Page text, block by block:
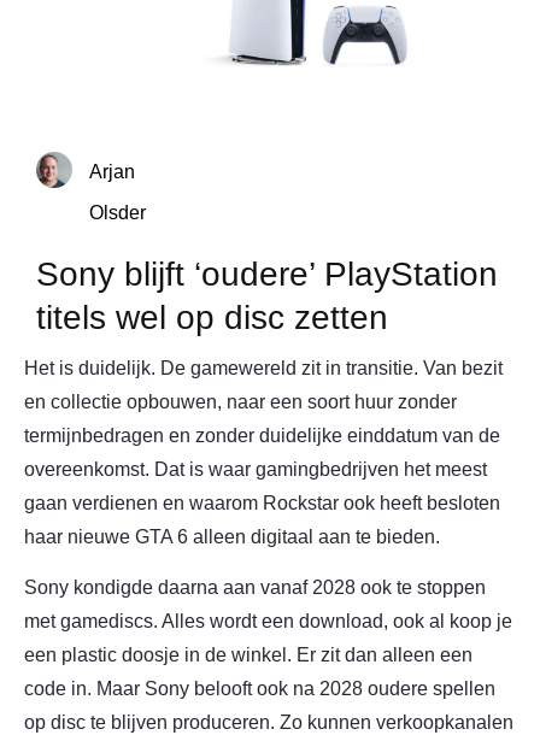
Arjan
Olsder
Sony blijft ‘oudere’ PlayStation
titels wel op disc zetten
Het is duidelijk. De gamewereld zit in transitie. Van bezit
en collectie opbouwen, naar een soort huur zonder
termijnbedragen en zonder duidelijke einddatum van de
overeenkomst. Dat is waar gamingbedrijven het meest
gaan verdienen en waarom Rockstar ook heeft besloten
haar nieuwe GTA 6 alleen digitaal aan te bieden.
Sony kondigde daarna aan vanaf 2028 ook te stoppen
met gamediscs. Alles wordt een download, ook al koop je
een plastic doosje in de winkel. Er zit dan alleen een
code in. Maar Sony belooft ook na 2028 oudere spellen
op disc te blijven produceren. Zo kunnen verkoopkanalen